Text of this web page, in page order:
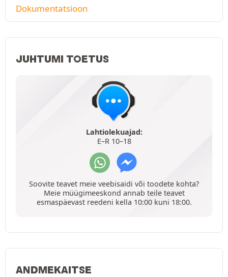
Dokumentatsioon
JUHTUMI TOETUS
Lahtiolekuajad:
E–R 10–18
Soovite teavet meie veebisaidi või toodete kohta?
Meie müügimeeskond annab teile teavet
esmaspäevast reedeni kella 10:00 kuni 18:00.
ANDMEKAITSE